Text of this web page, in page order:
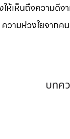
ห้เห็นถึงความดี
วามห่วงใยจาก
บทค